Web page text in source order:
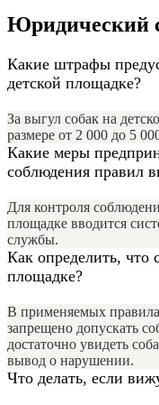
Юридический
Какие штрафы
детской площадке?
За выгул собак на
размере от 2 000 до 5
Какие меры
соблюдения правил
Для контроля
площадке вводится
службы.
Как определить, что
площадке?
В применяемых
запрещено допускать
достаточно увидеть
вывод о нарушении.
Что делать, если